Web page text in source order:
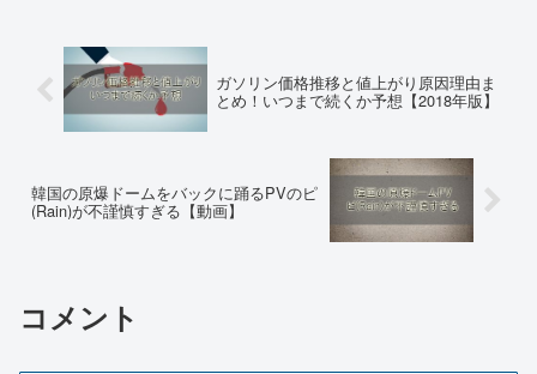
ガソリン価格推移と値上がり原因理由ま
とめ！いつまで続くか予想【2018年版】
韓国の原爆ドームをバックに踊るPVのピ
(Rain)が不謹慎すぎる【動画】
コメント